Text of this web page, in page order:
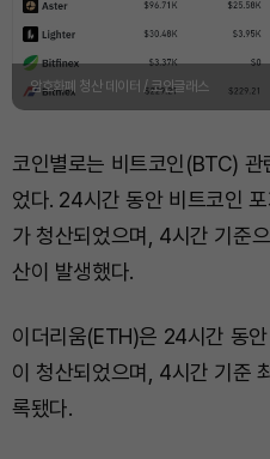
암호화폐 청산 데이터 / 코인글래스
코인별로는 비트코인(BTC) 관
었다. 24시간 동안 비트코인
가 청산되었으며, 4시간 기준
산이 발생했다.
이더리움(ETH)은 24시간 동
이 청산되었으며, 4시간 기준
록됐다.